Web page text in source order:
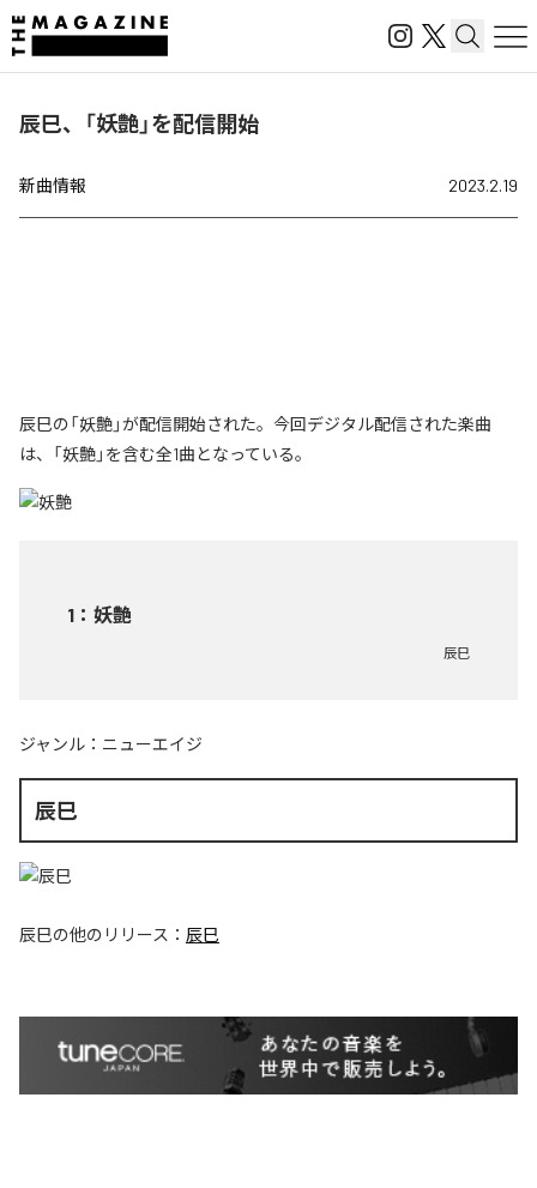
辰巳、「妖艶」を配信開始
新曲情報 2023.2.19
辰巳の「妖艶」が配信開始された。今回デジタル配信された楽曲
は、「妖艶」を含む全1曲となっている。
1 ： 妖艶
辰巳
ジャンル： ニューエイジ
辰巳
辰巳の他のリリース： 辰巳